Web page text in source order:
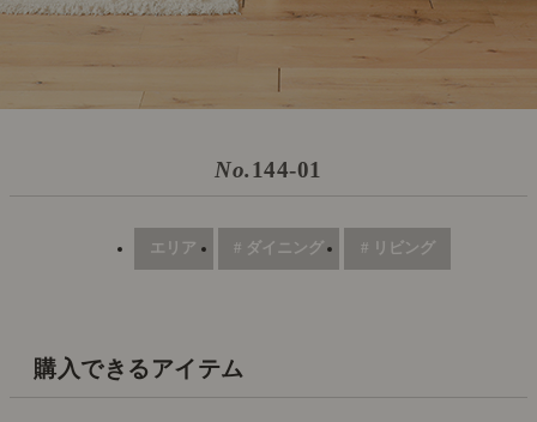
No.144-01
エリア # ダイニング # リビング
購入できるアイテム